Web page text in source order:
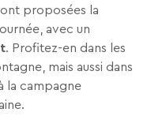
proposées la
avec un
. Profitez-en dans les
mais aussi dans
la campagne